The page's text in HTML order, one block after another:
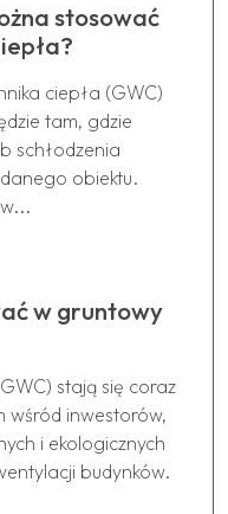
stosować
ciepła (GWC)
tam, gdzie
schłodzenia
obiektu.
w gruntowy
stają się coraz
wśród inwestorów,
i ekologicznych
budynków.